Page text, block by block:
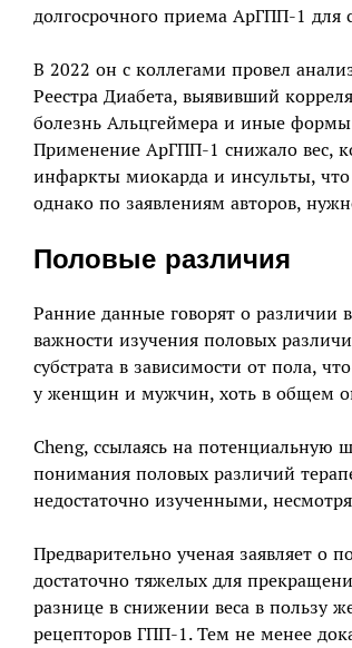
долгосрочного приема АрГПП-1
В 2022 он с коллегами провел
Реестра Диабета, выявивший
болезнь Альцгеймера и иные формы
Применение АрГПП-1 снижало вес,
инфаркты миокарда и инсульты, что
однако по заявлениям авторов,
Половые различия
Ранние данные говорят о
важности изучения половых
субстрата в зависимости от пола,
у женщин и мужчин, хоть в общем
Cheng, ссылаясь на потенциальную
понимания половых различий
недостаточно изученными,
Предварительно ученая заявляет
достаточно тяжелых для
разнице в снижении веса в пользу
рецепторов ГПП-1. Тем не менее